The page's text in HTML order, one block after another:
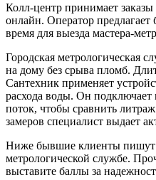
Колл-центр принимает
онлайн. Оператор
время для выезда мастера-
Городская метрологическая
на дому без срыва пломб.
Сантехник применяет
расхода воды. Он
поток, чтобы сравнить
замеров специалист выдает
Ниже бывшие клиенты пишут
метрологической службе.
выставите баллы за